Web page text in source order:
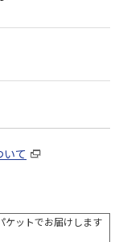
て
ケットでお届けします